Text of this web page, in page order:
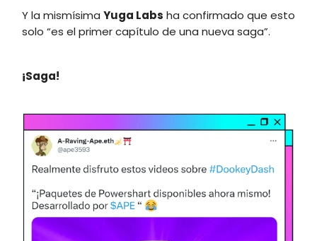
Y la mismísima Yuga Labs ha confirmado que esto
solo “es el primer capítulo de una nueva saga”.
¡Saga!